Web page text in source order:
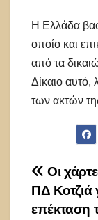
Η Ελλάδα
οποίο και
από τα
Δίκαιο αυτό,
των ακτών
Οι
ΠΔ Κοτζιά
επέκταση